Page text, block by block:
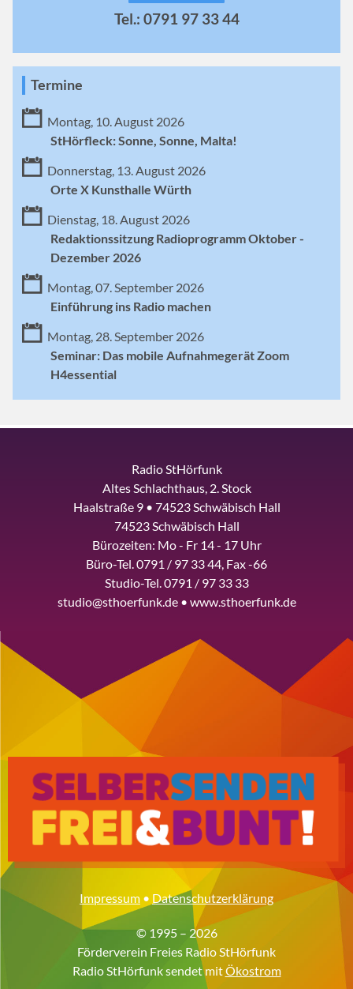
Tel.: 0791 97 33 44
Termine
Montag, 10. August 2026
StHörfleck: Sonne, Sonne, Malta!
Donnerstag, 13. August 2026
Orte X Kunsthalle Würth
Dienstag, 18. August 2026
Redaktionssitzung Radioprogramm Oktober -
Dezember 2026
Montag, 07. September 2026
Einführung ins Radio machen
Montag, 28. September 2026
Seminar: Das mobile Aufnahmegerät Zoom
H4essential
Radio StHörfunk
Altes Schlachthaus, 2. Stock
Haalstraße 9 • 74523 Schwäbisch Hall
74523 Schwäbisch Hall
Bürozeiten: Mo - Fr 14 - 17 Uhr
Büro-Tel. 0791 / 97 33 44, Fax -66
Studio-Tel. 0791 / 97 33 33
studio@sthoerfunk.de • www.sthoerfunk.de
Impressum • Datenschutzerklärung
© 1995 – 2026
Förderverein Freies Radio StHörfunk
Radio StHörfunk sendet mitÖkostrom